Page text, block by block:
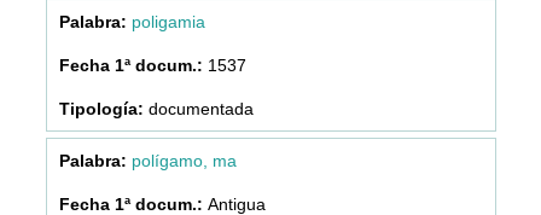
poligamia
1537
documentada
polígamo, ma
Antigua